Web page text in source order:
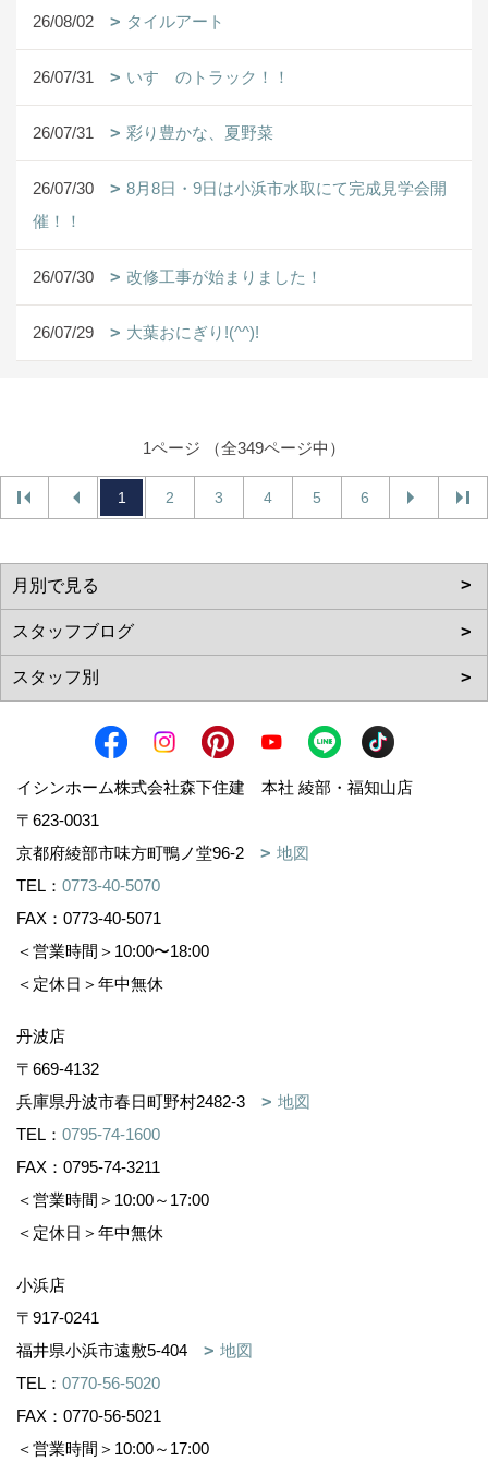
26/08/02 タイルアート
26/07/31 いすゞのトラック！！
26/07/31 彩り豊かな、夏野菜
26/07/30
8月8日・9日は小浜市水取にて完成見学会開
催！！
26/07/30 改修工事が始まりました！
26/07/29 大葉おにぎり!(^^)!
1ページ （全349ページ中）
1 2 3 4 5 6
イシンホーム株式会社森下住建 本社 綾部・福知山店
〒623-0031
京都府綾部市味方町鴨ノ堂96-2
地図
TEL： 0773-40-5070
FAX：0773-40-5071
＜営業時間＞10:00〜18:00
＜定休日＞年中無休
丹波店
〒669-4132
兵庫県丹波市春日町野村2482-3
地図
TEL： 0795-74-1600
FAX：0795-74-3211
＜営業時間＞10:00～17:00
＜定休日＞年中無休
小浜店
〒917-0241
福井県小浜市遠敷5-404
地図
TEL： 0770-56-5020
FAX：0770-56-5021
＜営業時間＞10:00～17:00